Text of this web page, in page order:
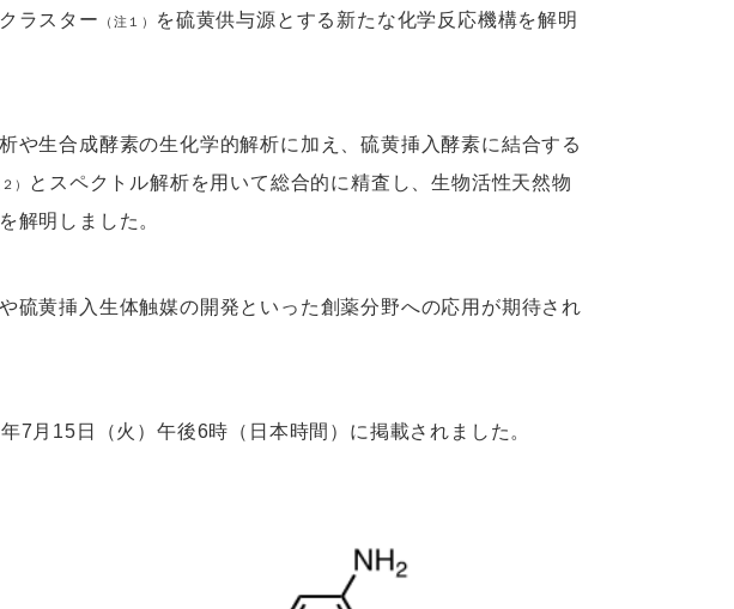
ラスター
（注１）
を硫黄供与源とする新たな化学反応機構を解明
や生合成酵素の生化学的解析に加え、硫黄挿入酵素に結合する
）
とスペクトル解析を用いて総合的に精査し、生物活性天然物
解明しました。
硫黄挿入生体触媒の開発といった創薬分野への応用が期待され
月15日（火）午後6時（日本時間）に掲載されました。